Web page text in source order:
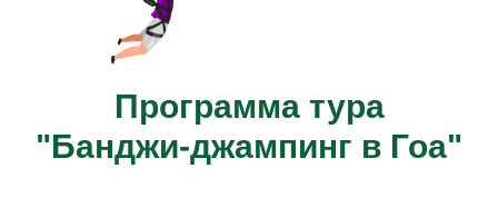
Программа тура
"Банджи-джампинг в Гоа"